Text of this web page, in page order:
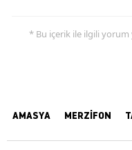
* Bu içerik ile ilgili yorum
AMASYA MERZİFON